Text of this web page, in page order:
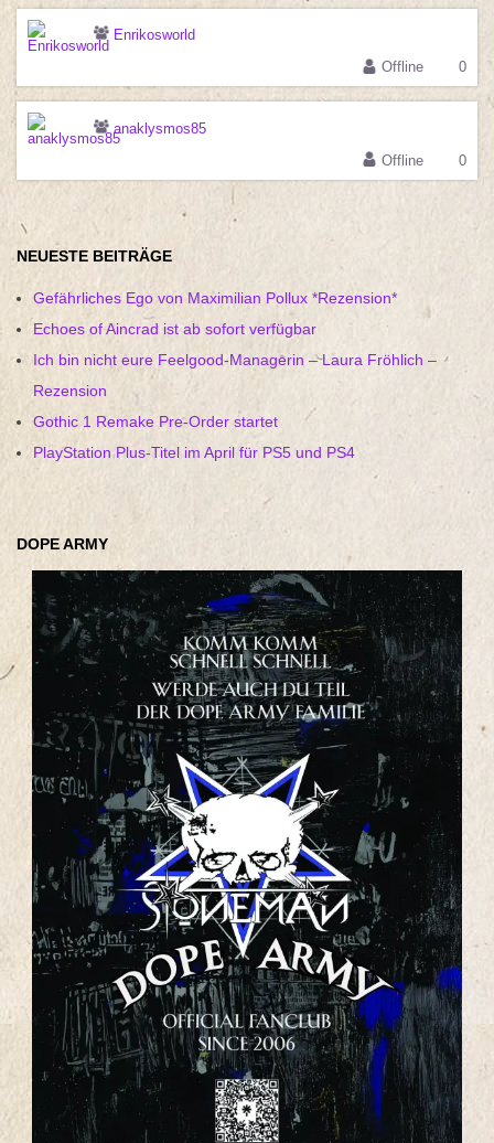
Enrikosworld
Offline
0
anaklysmos85
Offline
0
NEUESTE BEITRÄGE
Gefährliches Ego von Maximilian Pollux *Rezension*
Echoes of Aincrad ist ab sofort verfügbar
Ich bin nicht eure Feelgood-Managerin – Laura Fröhlich –
Rezension
Gothic 1 Remake Pre-Order startet
PlayStation Plus-Titel im April für PS5 und PS4
DOPE ARMY